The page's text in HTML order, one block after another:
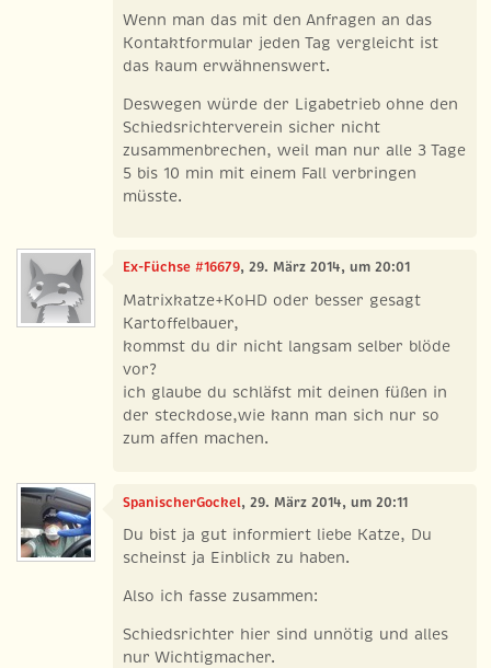
Wenn man das mit den Anfragen an das
Kontaktformular jeden Tag vergleicht ist
das kaum erwähnenswert.
Deswegen würde der Ligabetrieb ohne den
Schiedsrichterverein sicher nicht
zusammenbrechen, weil man nur alle 3 Tage
5 bis 10 min mit einem Fall verbringen
müsste.
Ex-Füchse #16679, 29. März 2014, um 20:01
Matrixkatze+KoHD oder besser gesagt
Kartoffelbauer,
kommst du dir nicht langsam selber blöde
vor?
ich glaube du schläfst mit deinen füßen in
der steckdose,wie kann man sich nur so
zum affen machen.
SpanischerGockel, 29. März 2014, um 20:11
Du bist ja gut informiert liebe Katze, Du
scheinst ja Einblick zu haben.
Also ich fasse zusammen:
Schiedsrichter hier sind unnötig und alles
nur Wichtigmacher.